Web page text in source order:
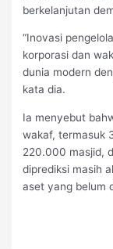
berkelanjutan
“Inovasi
korporasi dan
dunia modern
kata dia.
Ia menyebut
wakaf, termasuk
220.000 masjid,
diprediksi masih
aset yang belum